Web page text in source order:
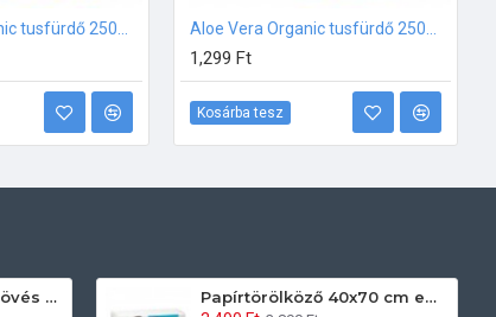
1,299 Ft
Kosárba tesz
Prontoman körömbenövés kezelő gél tamponáláshoz 20 ml
Papírtörölköző 40x70 cm egyszerhasználatos 60db/csomag